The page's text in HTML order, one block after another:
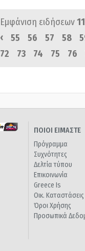
Εμφάνιση ειδήσεων
‹
55 56 57 58
72
73 74 75 76
ΠΟΙΟΙ ΕΙΜΑΣΤΕ
Πρόγραμμα
Συχνότητες
Δελτία τύπου
Επικοινωνία
Greece Is
Οικ. Καταστάσεις
Όροι Χρήσης
Προσωπικά